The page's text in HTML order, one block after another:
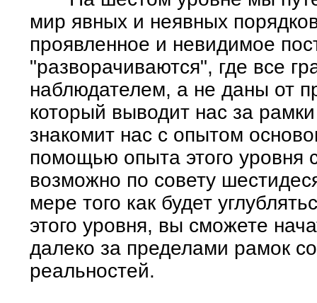
мир явных и неявных
проявленное и невидимое
"разворачиваются", где все
наблюдателем, а не даны от
который выводит нас за
знакомит нас с опытом
помощью опыта этого уровня
возможно по совету
мере того как будет
этого уровня, вы сможете
далеко за пределами рамок
реальностей.